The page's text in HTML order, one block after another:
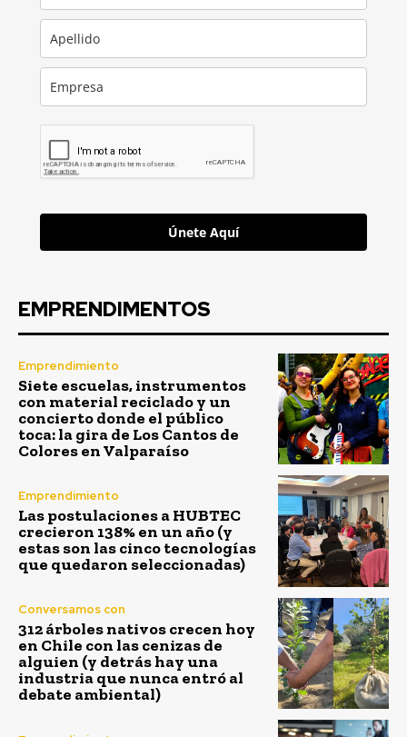
Únete Aquí
EMPRENDIMENTOS
Emprendimiento
Siete escuelas, instrumentos
con material reciclado y un
concierto donde el público
toca: la gira de Los Cantos de
Colores en Valparaíso
Emprendimiento
Las postulaciones a HUBTEC
crecieron 138% en un año (y
estas son las cinco tecnologías
que quedaron seleccionadas)
Conversamos con
312 árboles nativos crecen hoy
en Chile con las cenizas de
alguien (y detrás hay una
industria que nunca entró al
debate ambiental)